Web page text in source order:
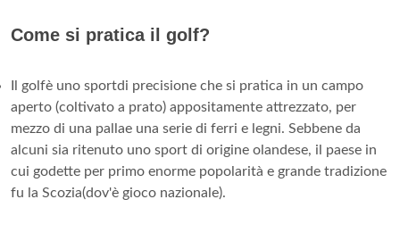
Come si pratica il golf?
Il golfè uno sportdi precisione che si pratica in un campo
aperto (coltivato a prato) appositamente attrezzato, per
mezzo di una pallae una serie di ferri e legni. Sebbene da
alcuni sia ritenuto uno sport di origine olandese, il paese in
cui godette per primo enorme popolarità e grande tradizione
fu la Scozia(dov'è gioco nazionale).